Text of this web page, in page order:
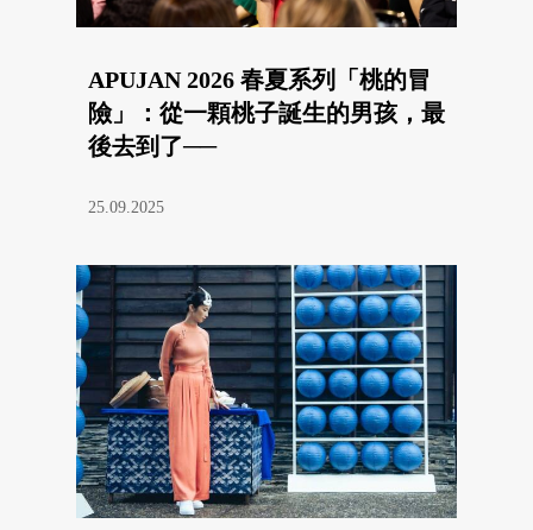
APUJAN 2026 春夏系列「桃的冒
險」：從一顆桃子誕生的男孩，最
後去到了──
25.09.2025